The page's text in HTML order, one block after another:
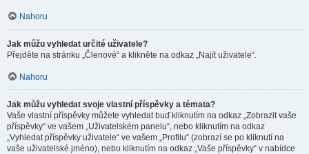
Nahoru
Jak můžu vyhledat určité uživatele?
Přejděte na stránku „Členové“ a klikněte na odkaz „Najít uživatele“.
Nahoru
Jak můžu vyhledat svoje vlastní příspěvky a témata?
Vaše vlastní příspěvky můžete vyhledat buď kliknutím na odkaz „Zobrazit vaše
příspěvky“ ve vašem „Uživatelském panelu“, nebo kliknutím na odkaz
„Vyhledat příspěvky uživatele“ ve vašem „Profilu“ (zobrazí se po kliknutí na
vaše uživatelské jméno), nebo kliknutím na odkaz „Vaše příspěvky“ v nabídce